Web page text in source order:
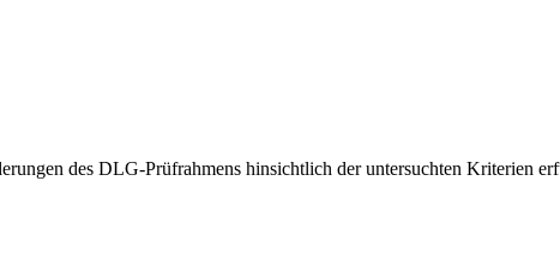
des DLG-Prüfrahmens hinsichtlich der untersuchten Kriterien